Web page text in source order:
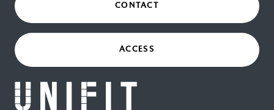
CONTACT
ACCESS